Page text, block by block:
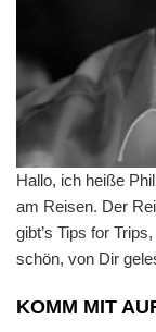
Hallo, ich heiße
am Reisen. Der
gibt’s Tips for
schön, von Dir
KOMM MIT